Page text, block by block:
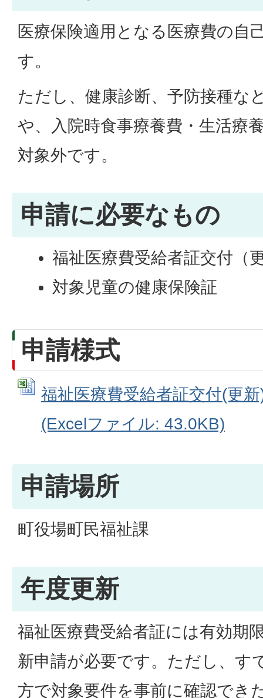
医療保険適用となる医療費の自
す。
ただし、健康診断、予防接種な
や、入院時食事療養費・生活療
対象外です。
申請に必要なもの
福祉医療費受給者証交付（
対象児童の健康保険証
申請様式
福祉医療費受給者証交付(更
(Excelファイル: 43.0KB)
申請場所
町役場町民福祉課
年度更新
福祉医療費受給者証には有効期
新申請が必要です。ただし、す
方で対象要件を事前に確認でき